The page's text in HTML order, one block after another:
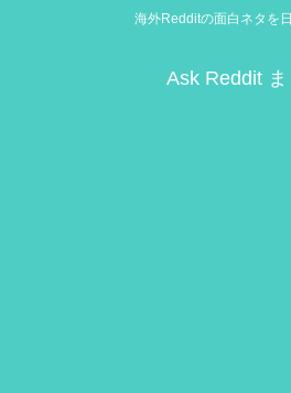
海外Redditの面白ネタを
Ask Reddit